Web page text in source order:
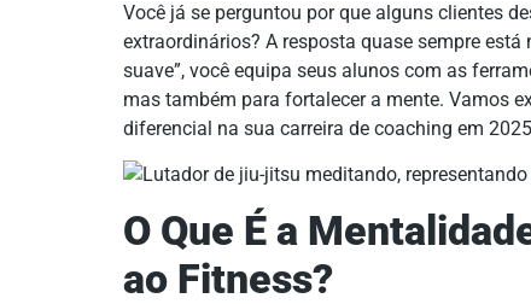
Você já se perguntou por que alguns clientes
extraordinários? A resposta quase sempre
suave”, você equipa seus alunos com as
mas também para fortalecer a mente. Vamos
diferencial na sua carreira de coaching em
O Que É a
ao Fitness?